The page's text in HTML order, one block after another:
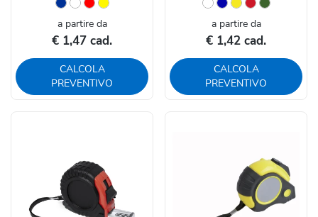
a partire da
€ 1,47 cad.
CALCOLA
PREVENTIVO
a partire da
€ 1,42 cad.
CALCOLA
PREVENTIVO